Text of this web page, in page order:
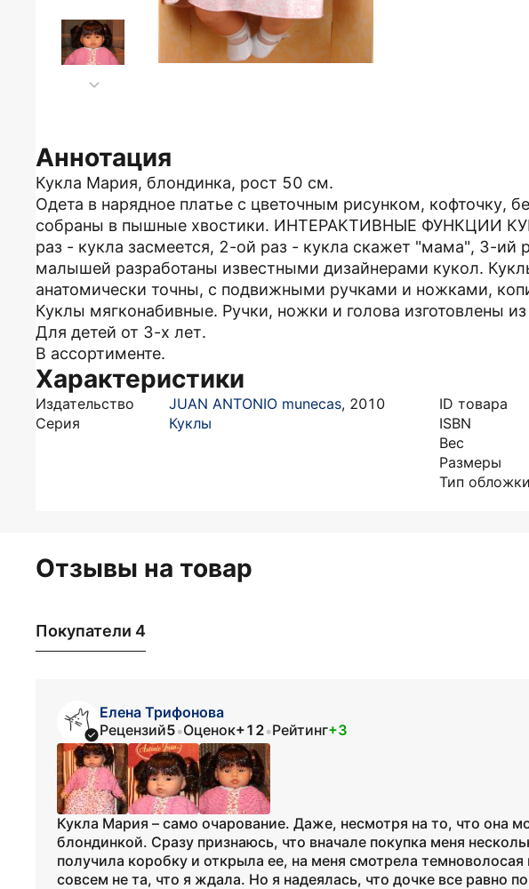
Аннотация
Кукла Мария, блондинка, рост 50 см.
Одета в нарядное платье с цветочным рисунком, кофточку,
собраны в пышные хвостики. ИНТЕРАКТИВНЫЕ ФУНКЦИИ
раз - кукла засмеется, 2-ой раз - кукла скажет "мама", 3-ий
малышей разработаны известными дизайнерами кукол.
анатомически точны, с подвижными ручками и ножками,
Куклы мягконабивные. Ручки, ножки и голова изготовлены
Для детей от 3-х лет.
В ассортименте.
Характеристики
Издательство JUAN ANTONIO munecas, 2010
Серия
Куклы
ID товара
ISBN
Вес
Размеры
Тип обложки
Отзывы на товар
Покупатели 4
Елена Трифонова
Рецензий5•Оценок+12•Рейтинг+3
Кукла Мария – само очарование. Даже, несмотря на то, что она
блондинкой. Сразу признаюсь, что вначале покупка меня
получила коробку и открыла ее, на меня смотрела темноволосая
совсем не та, что я ждала. Но я надеялась, что дочке все равно